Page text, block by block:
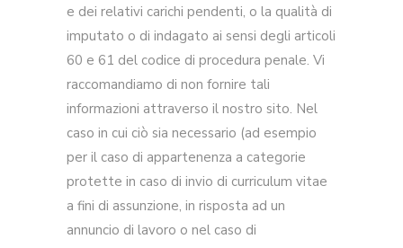
e dei relativi carichi pendenti, o la qualità di
imputato o di indagato ai sensi degli articoli
60 e 61 del codice di procedura penale. Vi
raccomandiamo di non fornire tali
informazioni attraverso il nostro sito. Nel
caso in cui ciò sia necessario (ad esempio
per il caso di appartenenza a categorie
protette in caso di invio di curriculum vitae
a fini di assunzione, in risposta ad un
annuncio di lavoro o nel caso di